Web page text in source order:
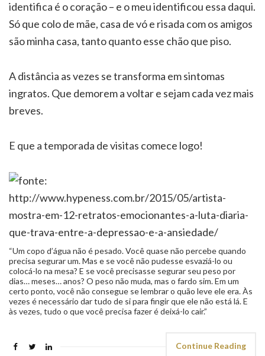
identifica é o coração – e o meu identificou essa daqui.
Só que colo de mãe, casa de vó e risada com os amigos
são minha casa, tanto quanto esse chão que piso.
A distância as vezes se transforma em sintomas
ingratos. Que demorem a voltar e sejam cada vez mais
breves.
E que a temporada de visitas comece logo!
“Um copo d’água não é pesado. Você quase não percebe quando
precisa segurar um. Mas e se você não pudesse esvaziá-lo ou
colocá-lo na mesa? E se você precisasse segurar seu peso por
dias… meses… anos? O peso não muda, mas o fardo sim. Em um
certo ponto, você não consegue se lembrar o quão leve ele era. Às
vezes é necessário dar tudo de si para fingir que ele não está lá. E
às vezes, tudo o que você precisa fazer é deixá-lo cair.”
Continue Reading